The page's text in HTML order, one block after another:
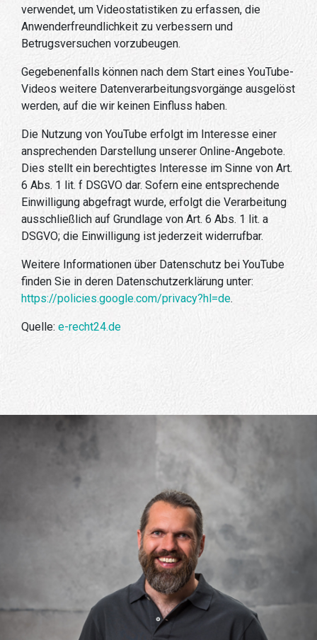
verwendet, um Videostatistiken zu erfassen, die
Anwenderfreundlichkeit zu verbessern und
Betrugsversuchen vorzubeugen.
Gegebenenfalls können nach dem Start eines YouTube-
Videos weitere Datenverarbeitungsvorgänge ausgelöst
werden, auf die wir keinen Einfluss haben.
Die Nutzung von YouTube erfolgt im Interesse einer
ansprechenden Darstellung unserer Online-Angebote.
Dies stellt ein berechtigtes Interesse im Sinne von Art.
6 Abs. 1 lit. f DSGVO dar. Sofern eine entsprechende
Einwilligung abgefragt wurde, erfolgt die Verarbeitung
ausschließlich auf Grundlage von Art. 6 Abs. 1 lit. a
DSGVO; die Einwilligung ist jederzeit widerrufbar.
Weitere Informationen über Datenschutz bei YouTube
finden Sie in deren Datenschutzerklärung unter:
https://policies.google.com/privacy?hl=de.
Quelle: e-recht24.de